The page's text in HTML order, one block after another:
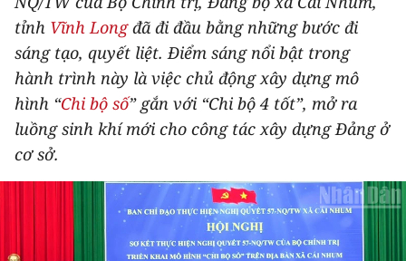
PHÁP LUẬT
DU LỊCH
THẾ GIỚI
THỂ THAO
GIÁO DỤC
tỉnh Vĩnh Longđã đi đầu bằng những bước đi
sáng tạo, quyết liệt. Điểm sáng nổi bật trong
hành trình này là việc chủ động xây dựng mô
hình “Chi bộ số” gắn với “Chi bộ 4 tốt”, mở ra
luồng sinh khí mới cho công tác xây dựng Đảng ở
cơ sở.